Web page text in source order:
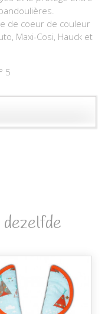
de coeur de couleur
Maxi-Cosi, Hauck et
5